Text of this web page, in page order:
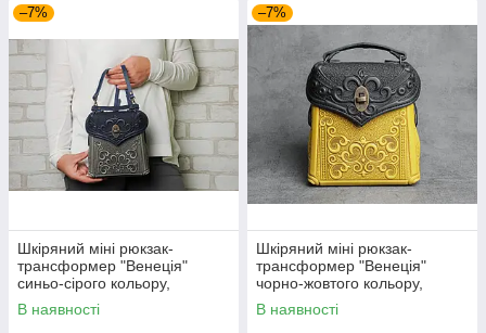
–7%
Шкіряний міні рюкзак-
трансформер "Венеція"
синьо-сірого кольору,
17х19х7 см
В наявності
–7%
Шкіряний міні рюкзак-
трансформер "Венеція"
чорно-жовтого кольору,
17х19х7 см
В наявності